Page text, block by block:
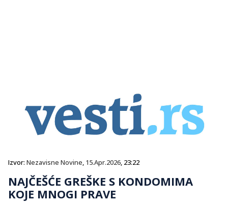
Izvor: Nezavisne Novine, 15.Apr.2026, 23:22
NAJČEŠĆE GREŠKE S KONDOMIMA
KOJE MNOGI PRAVE